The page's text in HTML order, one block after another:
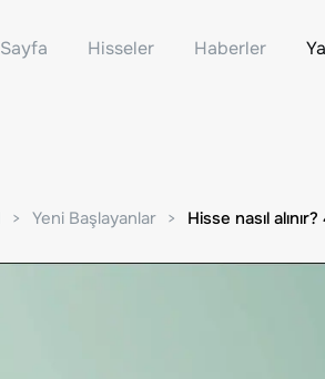
Hisseler Haberler
Yeni Başlayanlar Hisse nasıl